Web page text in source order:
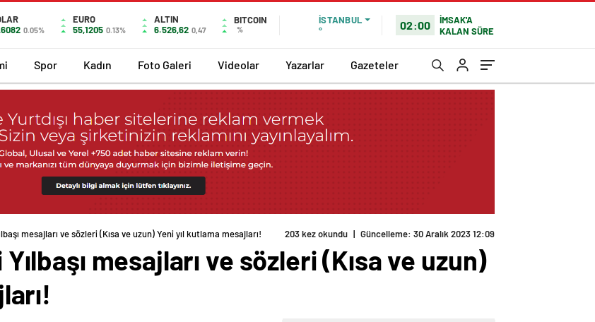
0.05%
EURO
55,1205 0.13%
ALTIN
6.526,62 0,47
BITCOIN
%
İSTANBUL
°
02:00
İMSAK'A
KALAN SÜRE
Spor Kadın Foto Galeri Videolar Yazarlar Gazeteler
mesajları ve sözleri (Kısa ve uzun) Yeni yıl kutlama mesajları! 203 kez okundu | Güncelleme: 30 Aralık 2023 12:09
mesajları ve sözleri (Kısa ve uzun)